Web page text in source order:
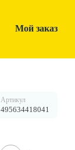
Мой заказ
Артикул
495634418041